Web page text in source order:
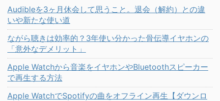
Audibleを3ヶ月休会して思うこと。退会（解約）との違
いや新たな使い道
ながら聴きは効率的？3年使い分かった骨伝導イヤホンの
「意外なデメリット」
Apple Watchから音楽をイヤホンやBluetoothスピーカー
で再生する方法
Apple WatchでSpotifyの曲をオフライン再生【ダウンロ